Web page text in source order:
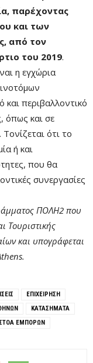
παρέχοντας
και των
από τον
του 2019.
η εγχώρια
περιβαλλοντικό
όπως και σε
ότι το
ή και
που θα
συνεργασίες
ΠΟΛΗ2 που
Τουριστικής
και υπογράφεται
ΕΠΙΧΕΙΡΗΣΗ
ΚΑΤΑΣΗΜΑΤΑ
ΕΜΠΟΡΩΝ